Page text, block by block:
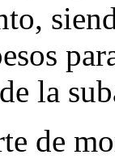
la
de